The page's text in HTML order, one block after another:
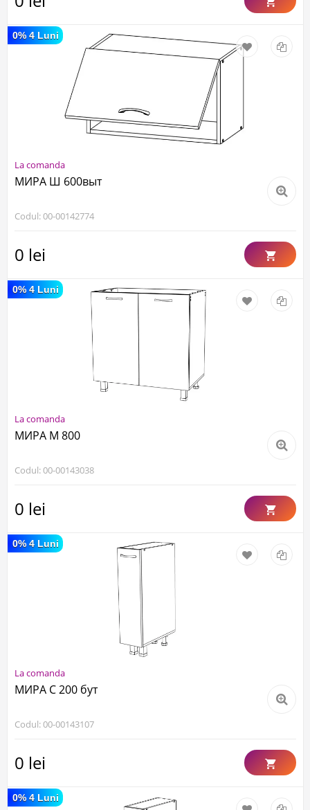
La comanda
МИРА Ш 600выт
Codul: 00-00142774
0 lei
0% 4 Luni
La comanda
МИРА М 800
Codul: 00-00143038
0 lei
0% 4 Luni
La comanda
МИРА С 200 бут
Codul: 00-00143107
0 lei
0% 4 Luni
0% 4 Luni